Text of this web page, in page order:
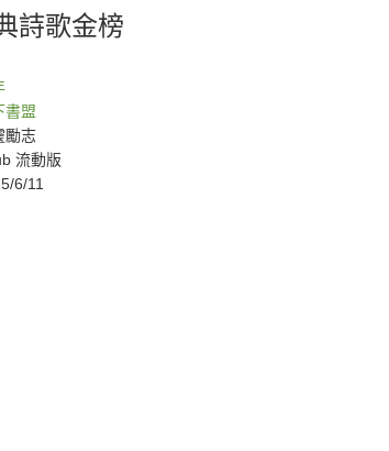
詩歌金榜
書盟
勵志
流動版
6/11